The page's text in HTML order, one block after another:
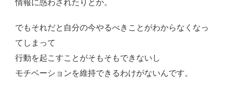
情報に惑わされたりとか。
でもそれだと自分の今やるべきことがわからなくなっ
てしまって
行動を起こすことがそもそもできないし
モチベーションを維持できるわけがないんです。